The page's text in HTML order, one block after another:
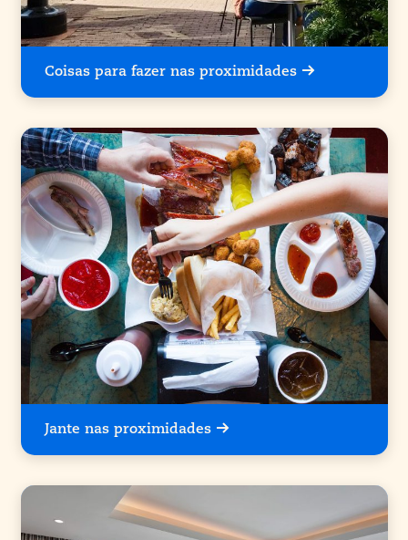
Coisas para fazer nas proximidades
Jante nas proximidades